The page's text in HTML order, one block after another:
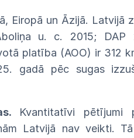
Eiropā un Āzijā. Latvijā
u. c. 2015; DAP
platība (AOO) ir 312
gadā pēc sugas
Kvantitatīvi pētījumi
Latvijā nav veikti.